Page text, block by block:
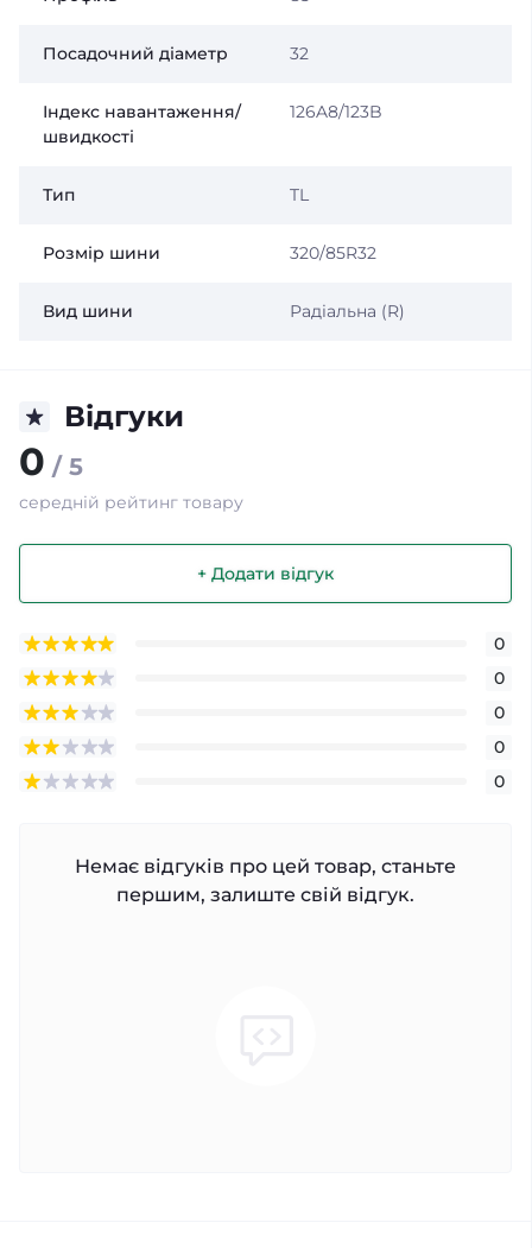
Посадочний діаметр 32
Індекс навантаження/
швидкості
126A8/123B
Тип TL
Розмір шини 320/85R32
Вид шини Радіальна (R)
Відгуки
0 / 5
середній рейтинг товару
+ Додати відгук
0
0
0
0
0
Немає відгуків про цей товар, станьте
першим, залиште свій відгук.